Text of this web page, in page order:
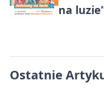
na
Ostatnie